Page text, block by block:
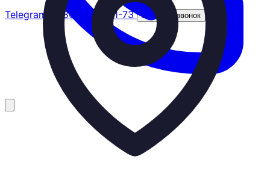
Telegram 8 (800) 201-31-73 Заказать звонок